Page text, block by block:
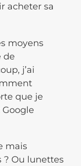
acheter sa
moyens
de
j’ai
que je
mais
? Ou lunettes